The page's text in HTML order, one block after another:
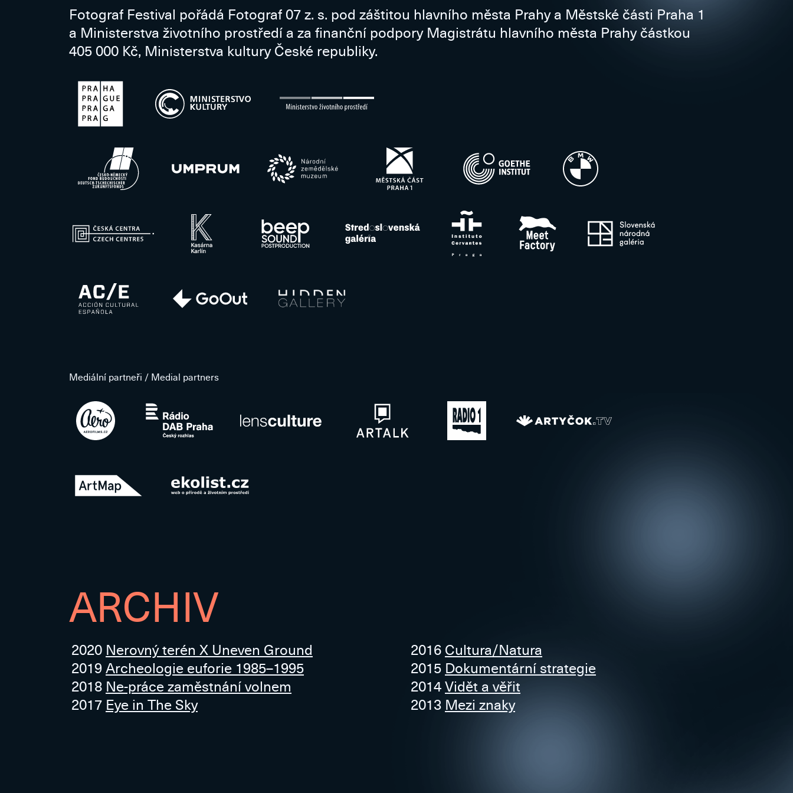
Fotograf Festival pořádá Fotograf 07 z. s. pod záštitou hlavního města Prahy a Městské části Praha 1
a Ministerstva životního prostředí a za finanční podpory Magistrátu hlavního města Prahy částkou
405 000 Kč, Ministerstva kultury České republiky.
Mediální partneři / Medial partners
ARCHIV
2020 Nerovný terén X Uneven Ground
2019Archeologie euforie 1985–1995
2018 Ne-práce zaměstnání volnem
2017 Eye in The Sky
2016 Cultura/Natura
2015 Dokumentární strategie
2014Vidět a věřit
2013 Mezi znaky